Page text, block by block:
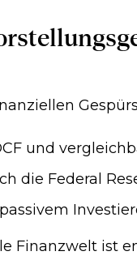
und
die Federal
Finanzwelt ist